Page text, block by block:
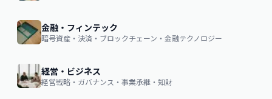
金融・フィンテック
暗号資産・決済・ブロックチェーン・金融テクノロジー
経営・ビジネス
経営戦略・ガバナンス・事業承継・知財